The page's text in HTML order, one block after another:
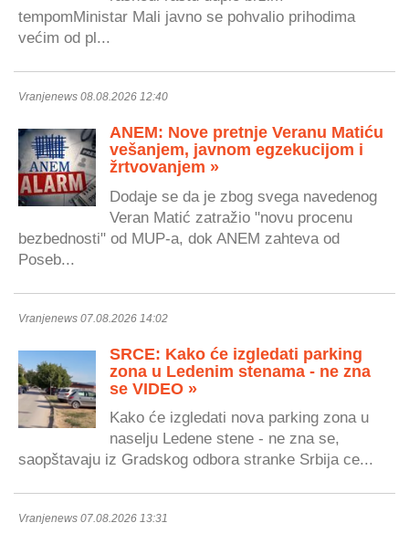
tempomMinistar Mali javno se pohvalio prihodima
većim od pl...
Vranjenews 08.08.2026 12:40
ANEM: Nove pretnje Veranu Matiću
vešanjem, javnom egzekucijom i
žrtvovanjem »
Dodaje se da je zbog svega navedenog
Veran Matić zatražio "novu procenu
bezbednosti" od MUP-a, dok ANEM zahteva od
Poseb...
Vranjenews 07.08.2026 14:02
SRCE: Kako će izgledati parking
zona u Ledenim stenama - ne zna
se VIDEO »
Kako će izgledati nova parking zona u
naselju Ledene stene - ne zna se,
saopštavaju iz Gradskog odbora stranke Srbija ce...
Vranjenews 07.08.2026 13:31